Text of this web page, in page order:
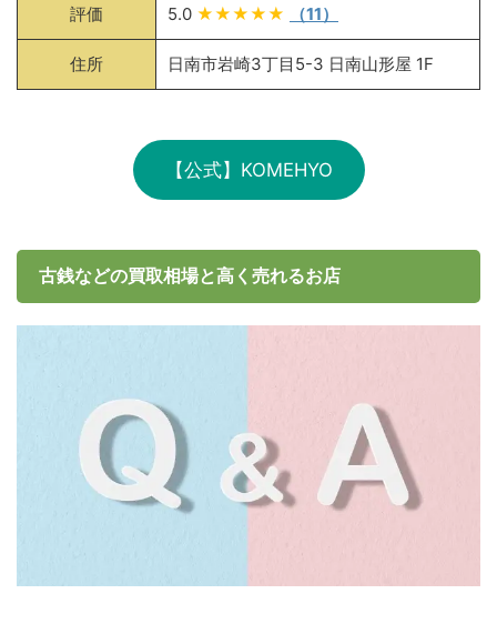
評価 5.0 ★★★★★ （11）
住所 日南市岩崎3丁目5-3 日南山形屋 1F
【公式】KOMEHYO
古銭などの買取相場と高く売れるお店